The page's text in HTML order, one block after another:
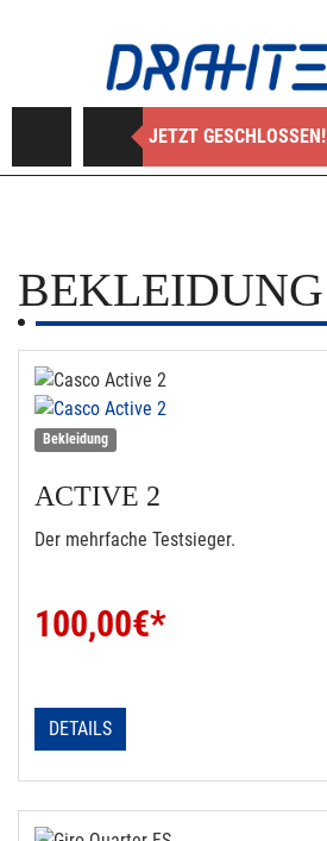
JETZT GESCHLOSSEN!
BEKLEIDUNG
Bekleidung
ACTIVE 2
Der mehrfache Testsieger.
100,00€*
DETAILS